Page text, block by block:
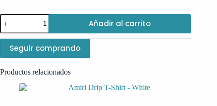
Vlone
T-
Shirt
Friends
cantidad
Añadir al carrito
Seguir comprando
Productos relacionados